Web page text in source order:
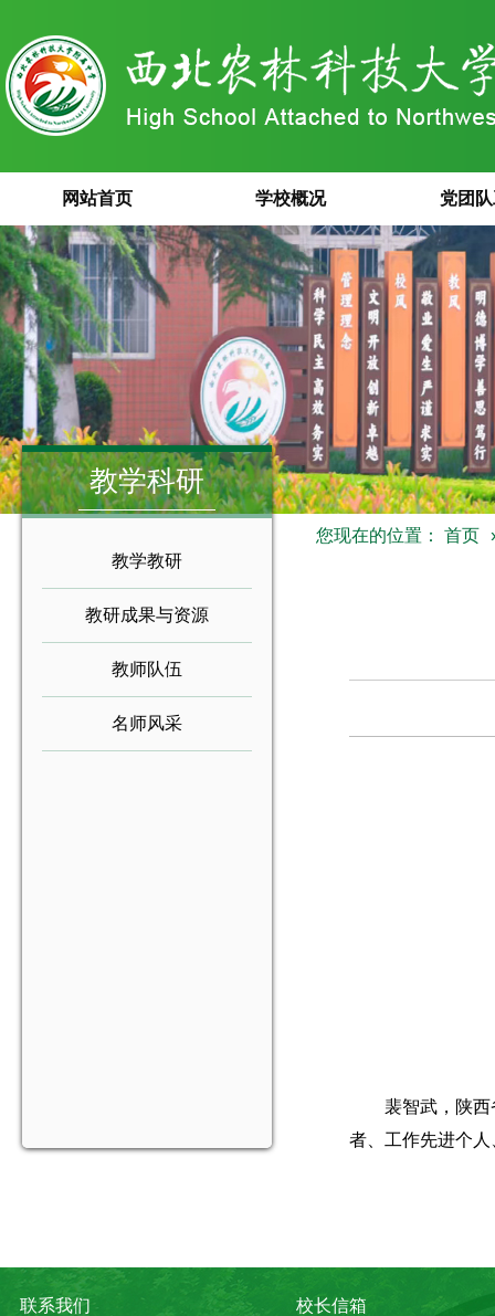
网站首页 学校概况 党团
教学科研
教学教研
教研成果与资源
教师队伍
名师风采
您现在的位置： 首页
裴智武，陕
者、工作先进个
联系我们 校长信箱